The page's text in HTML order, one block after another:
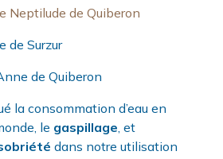
Neptilude de Quiberon
de Surzur
de Quiberon
la consommation d’eau en
le gaspillage et
dans notre utilisation